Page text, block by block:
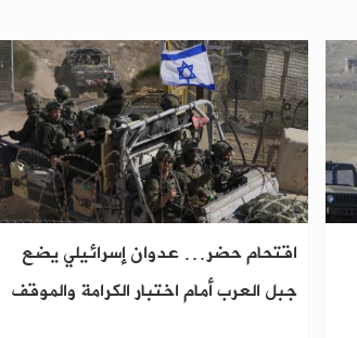
اقتحام حضر… عدوان إسرائيلي يضع
جبل العرب أمام اختبار الكرامة والموقف